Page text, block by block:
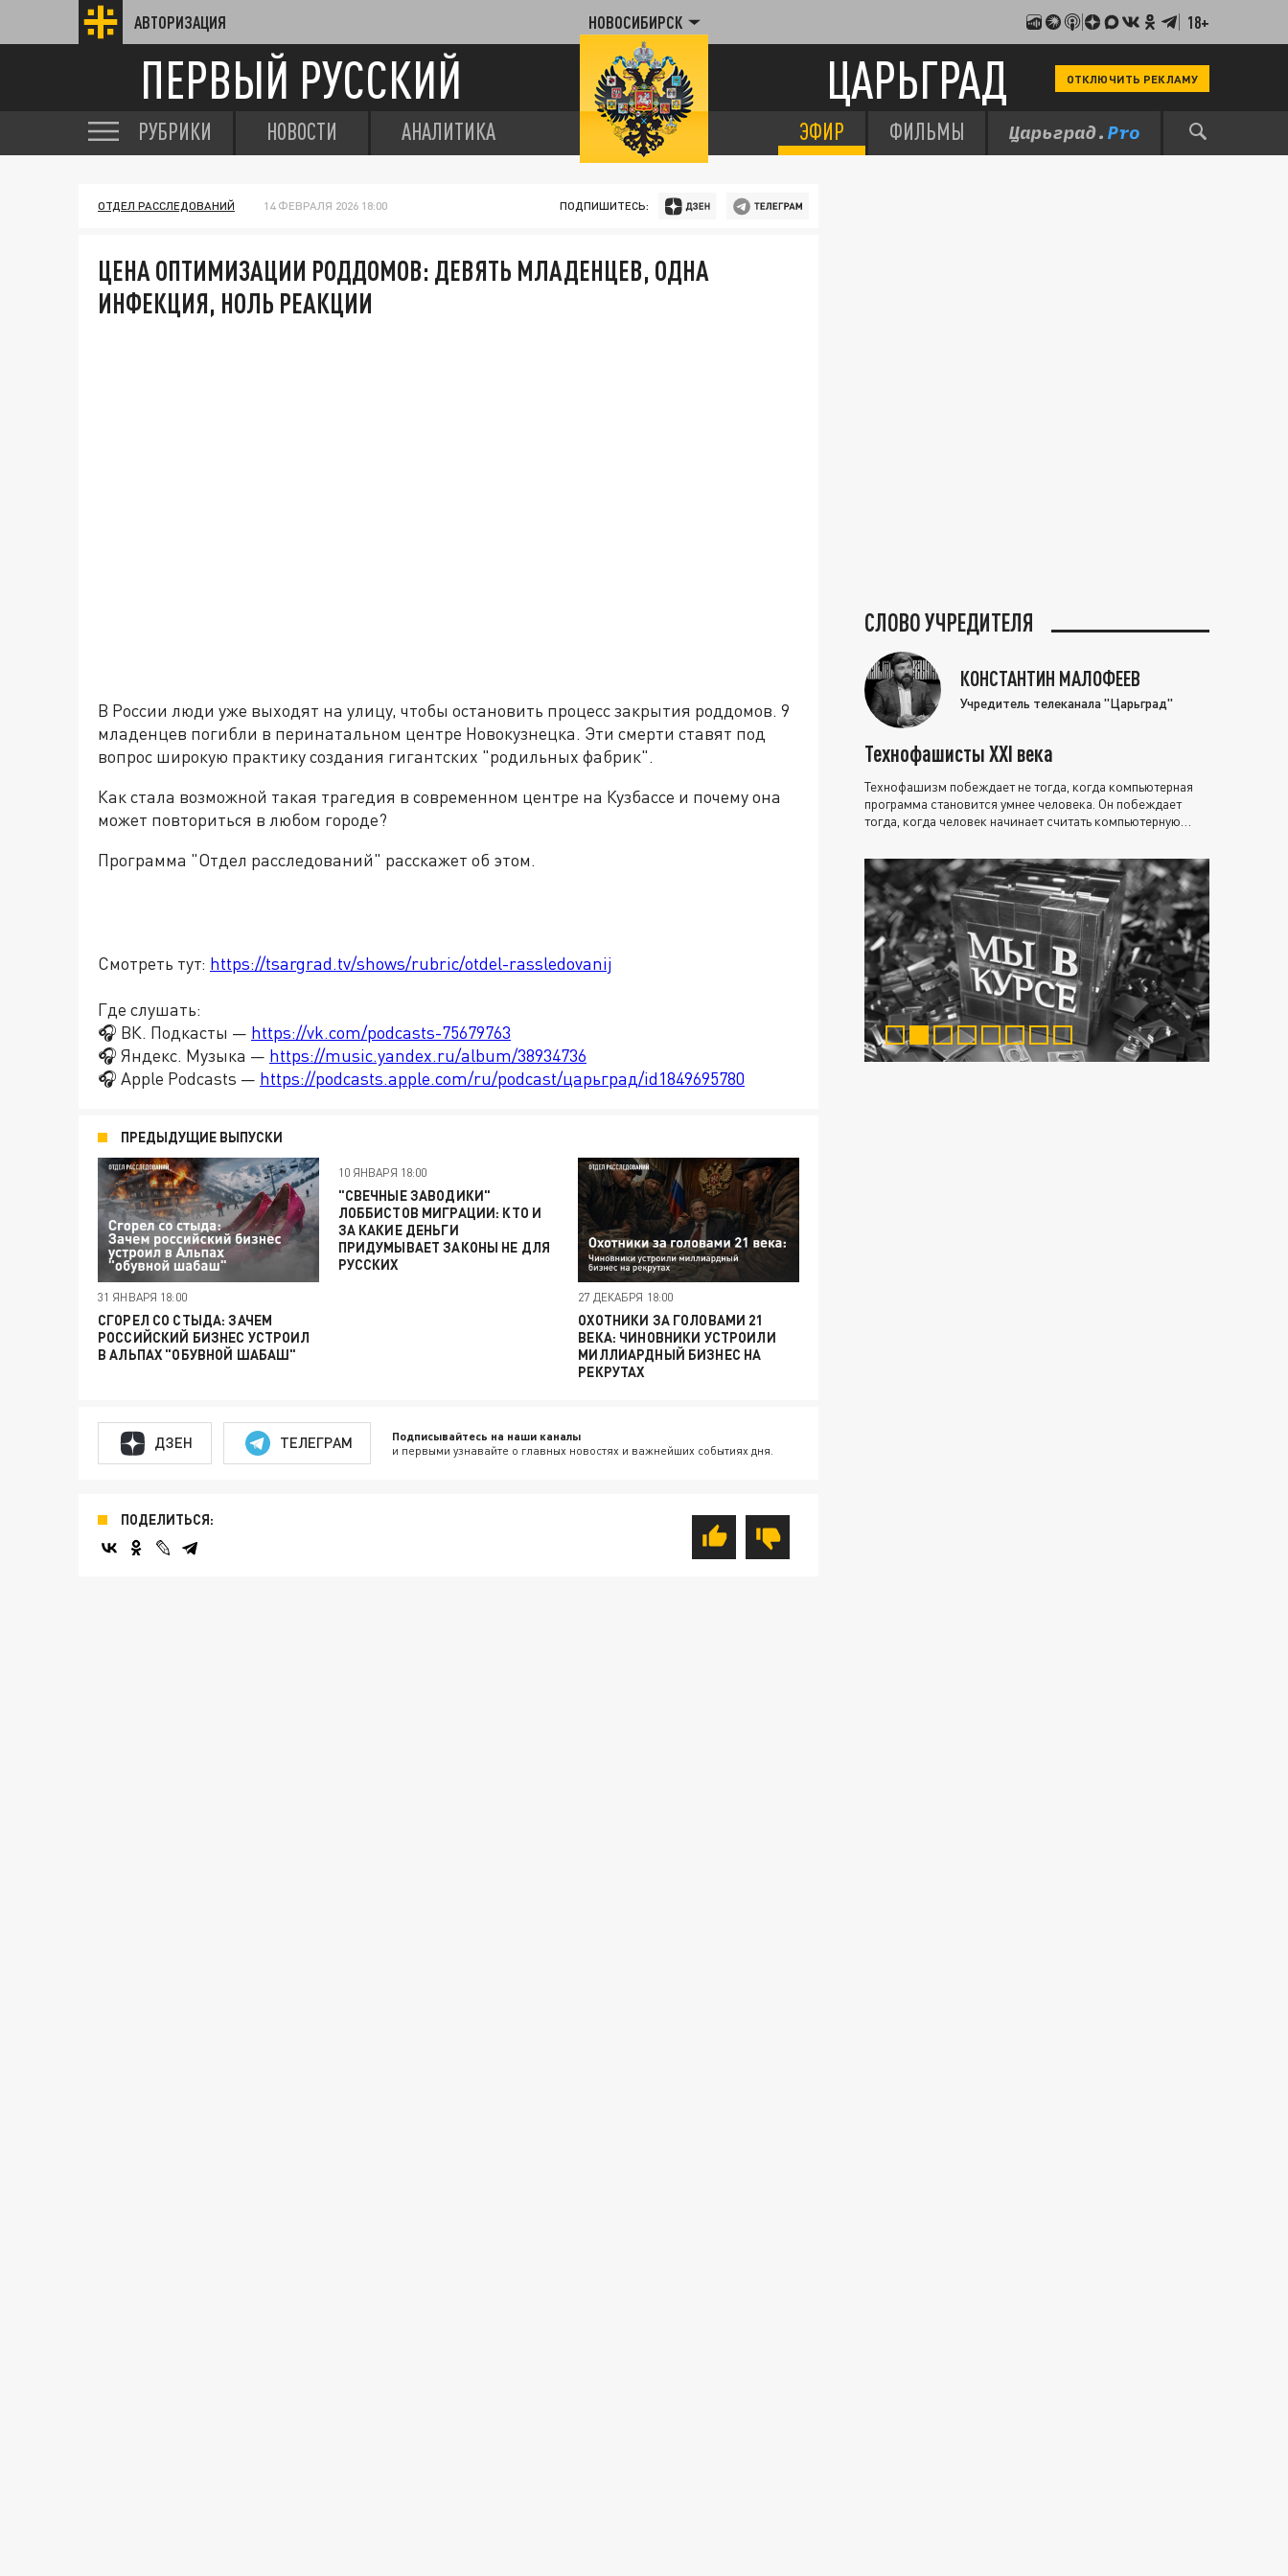
АВТОРИЗАЦИЯ НОВОСИБИРСК 18+
ПЕРВЫЙ РУССКИЙ ЦАРЬГРАД ОТКЛЮЧИТЬ РЕКЛАМУ
РУБРИКИ НОВОСТИ АНАЛИТИКА ЭФИР ФИЛЬМЫ
ОТДЕЛ РАССЛЕДОВАНИЙ 14 ФЕВРАЛЯ 2026 18:00 ПОДПИШИТЕСЬ:
ЦЕНА ОПТИМИЗАЦИИ РОДДОМОВ: ДЕВЯТЬ МЛАДЕНЦЕВ, ОДНА
ИНФЕКЦИЯ, НОЛЬ РЕАКЦИИ
В России люди уже выходят на улицу, чтобы остановить процесс закрытия роддомов. 9
младенцев погибли в перинатальном центре Новокузнецка. Эти смерти ставят под
вопрос широкую практику создания гигантских "родильных фабрик".
Как стала возможной такая трагедия в современном центре на Кузбассе и почему она
может повториться в любом городе?
Программа "Отдел расследований" расскажет об этом.
Смотреть тут: https://tsargrad.tv/shows/rubric/otdel-rassledovanij
Где слушать:
🎧 ВК. Подкасты — https://vk.com/podcasts-75679763
🎧 Яндекс. Музыка — https://music.yandex.ru/album/38934736
🎧 Apple Podcasts — https://podcasts.apple.com/ru/podcast/царьград/id1849695780
ПРЕДЫДУЩИЕ ВЫПУСКИ
31 ЯНВАРЯ 18:00
СГОРЕЛ СО СТЫДА: ЗАЧЕМ
РОССИЙСКИЙ БИЗНЕС УСТРОИЛ
В АЛЬПАХ "ОБУВНОЙ ШАБАШ"
10 ЯНВАРЯ 18:00
"СВЕЧНЫЕ ЗАВОДИКИ"
ЛОББИСТОВ МИГРАЦИИ: КТО И
ЗА КАКИЕ ДЕНЬГИ
ПРИДУМЫВАЕТ ЗАКОНЫ НЕ ДЛЯ
РУССКИХ
27 ДЕКАБРЯ 18:00
ОХОТНИКИ ЗА ГОЛОВАМИ 21
ВЕКА: ЧИНОВНИКИ УСТРОИЛИ
МИЛЛИАРДНЫЙ БИЗНЕС НА
РЕКРУТАХ
ДЗЕН ТЕЛЕГРАМ Подписывайтесь на наши каналы
и первыми узнавайте о главных новостях и важнейших событиях дня.
ПОДЕЛИТЬСЯ:
СЛОВО УЧРЕДИТЕЛЯ
КОНСТАНТИН МАЛОФЕЕВ
Учредитель телеканала "Царьград"
Технофашисты XXI века
Технофашизм побеждает не тогда, когда компьютерная
программа становится умнее человека. Он побеждает
тогда, когда человек начинает считать компьютерную